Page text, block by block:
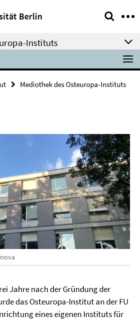
Berlin
Instituts
Mediothek des Osteuropa-Instituts
Jahre nach der Gründung der
das Osteuropa-Institut an der FU
eines eigenen Instituts für